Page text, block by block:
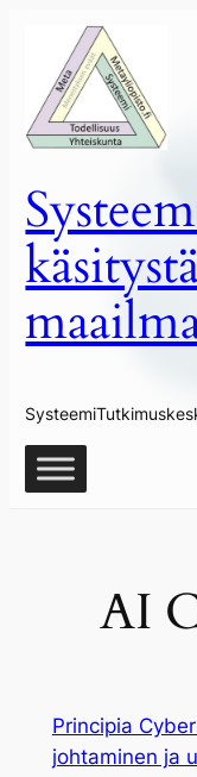
sisältöön
AI
Principia
johtaminen ja